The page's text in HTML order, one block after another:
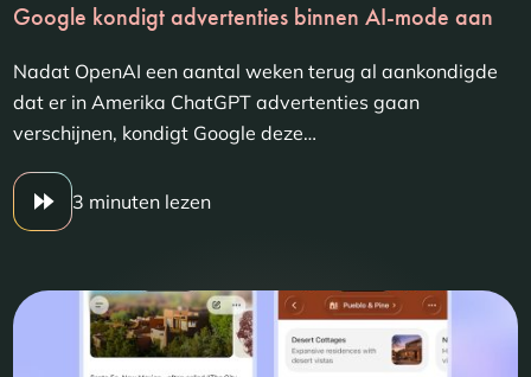
Google kondigt advertenties binnen AI-mode aan
Nadat OpenAI een aantal weken terug al aankondigde
dat er in Amerika ChatGPT advertenties gaan
verschijnen, kondigt Google deze…
3 minuten lezen